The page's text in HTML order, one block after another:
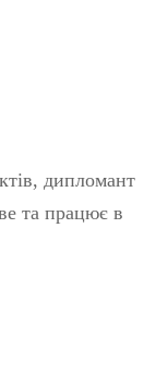
дипломант
та працює в